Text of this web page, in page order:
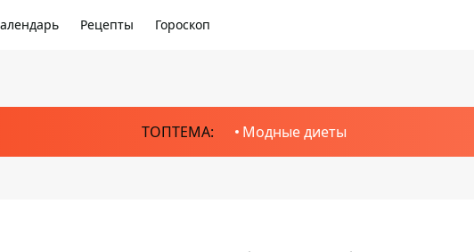
Рецепты Гороскоп
ТОПТЕМА: Модные диеты